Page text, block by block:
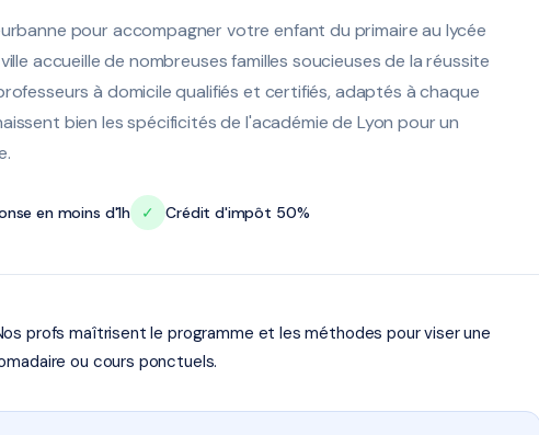
pour accompagner votre enfant du primaire au lycée
accueille de nombreuses familles soucieuses de la réussite
à domicile qualifiés et certifiés, adaptés à chaque
bien les spécificités de l'académie de Lyon pour un
en moins d'1h ✓ Crédit d'impôt 50%
profs maîtrisent le programme et les méthodes pour viser une
ou cours ponctuels.